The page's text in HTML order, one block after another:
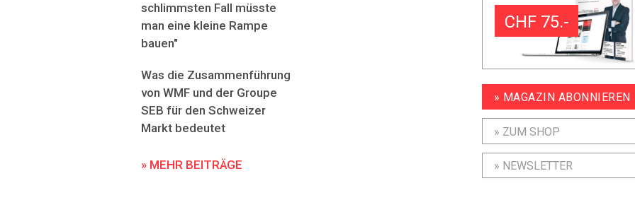
schlimmsten Fall müsste
man eine kleine Rampe
bauen"
Was die Zusammenführung
von WMF und der Groupe
SEB für den Schweizer
Markt bedeutet
» MEHR BEITRÄGE
CHF 75.-
» MAGAZIN ABONNIEREN
» ZUM SHOP
» NEWSLETTER